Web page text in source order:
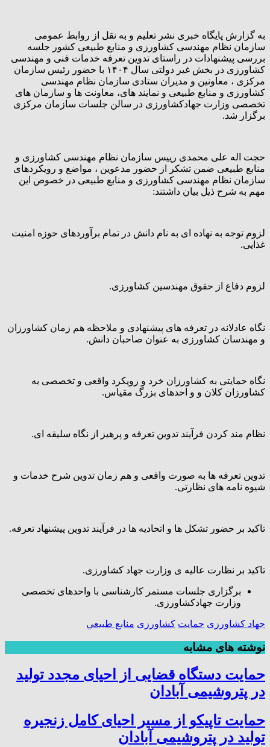
به گزارش پایگاه خبری نشر تعلیم و به نقل از روابط عمومی
سازمان نظام مهندسی کشاورزی و منابع طبیعی کشور جلسه
بررسی پیشنهادات در راستای تدوین تعرفه خدمات فنی و مهندسی
کشاورزی در بخش غیر دولتی سال ۱۴۰۴ با حضور رئیس سازمان
مرکزی ، معاونین و مدیران ستادی سازمان نظام مهندسی
کشاورزی و منابع طبیعی و نمایند های، معاونت ها و سازمان های
تخصصی وزارت جهادکشاورزی در سالن جلسات سازمان مرکزی
برگزار شد.
حجت اله علی محمدی رییس سازمان نظام مهندسی کشاورزی و
منابع طبیعی ضمن تشکر از حضور مدعوین ، مواضع و رویکردهای
سازمان نظام مهندسی کشاورزی و منابع طبیعی در خصوص این
مهم به شرح ذیل بیان داشتند:
‌‌لزوم توجه به نهاده ای به نام دانش در تمام برآوردهای حوزه امنیت
غذایی.
لزوم دفاع از حقوق مهندسین کشاورزی.
نگاه عادلانه در تعرفه های پیشنهادی و ملاحظه هم زمان کشاورزان
و مهندسان کشاورزی به عنوان صاحبان دانش.
نگاه حمایتی به کشاورزان خرد و رویکرد واقعی و تخصصی به
کشاورزان کلان و و احدهای بزرگ مقیاس.
نظام مند کردن فرآیند تدوین تعرفه و پرهیز از نگاه سلیقه ای.
تدوین تعرفه ها به صورت واقعی و هم زمان تدوین شرح خدمات و
شیوه نامه های نظارتی.
تاکید بر حضور تشکل ها و اتحادیه ها در فرآیند تدوین پیشنهاد تعرفه.
تاکید بر نظارت عالیه ی وزارت جهاد کشاورزی.
برگزاری جلسات مستمر کارشناسی با واحدهای تخصصی
وزارت جهادکشاورزی.
جهاد کشاورزی حمایت کشاورزی منابع طبيعي
نوشته های مشابه
حمایت دستگاه قضایی از احیای مجدد تولید
در پتروشیمی آبادان
حمایت تاپیکو از مسیر احیای کامل زنجیره
تولید در پتروشیمی آبادان